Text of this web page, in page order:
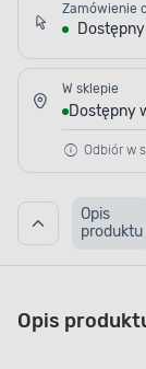
Zamówienie
Dostępny
W sklepie
Dostępny
Odbiór w
Opis
produktu
Opis